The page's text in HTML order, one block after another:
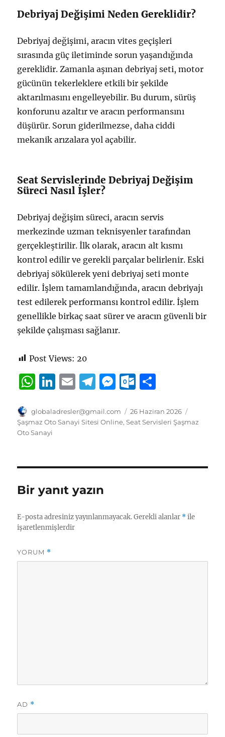
Debriyaj Değişimi Neden Gereklidir?
Debriyaj değişimi, aracın vites geçişleri
sırasında güç iletiminde sorun yaşandığında
gereklidir. Zamanla aşınan debriyaj seti, motor
gücünün tekerleklere etkili bir şekilde
aktarılmasını engelleyebilir. Bu durum, sürüş
konforunu azaltır ve aracın performansını
düşürür. Sorun giderilmezse, daha ciddi
mekanik arızalara yol açabilir.
Seat Servislerinde Debriyaj Değişim
Süreci Nasıl İşler?
Debriyaj değişim süreci, aracın servis
merkezinde uzman teknisyenler tarafından
gerçekleştirilir. İlk olarak, aracın alt kısmı
kontrol edilir ve gerekli parçalar belirlenir. Eski
debriyaj sökülerek yeni debriyaj seti monte
edilir. İşlem tamamlandığında, aracın debriyajı
test edilerek performansı kontrol edilir. İşlem
genellikle birkaç saat sürer ve aracın güvenli bir
şekilde çalışması sağlanır.
Post Views: 20
W
at
s
p
Li
k
e
I
E
ai
l
T
e
g
a
M
ss
e
g
O
tl
o
k.
m
a
re
Yazar
globaladresler@gmail.com
Yayın
tarihi
26 Haziran 2026
Şaşmaz Oto Sanayi Sitesi Online,Seat Servisleri Şaşmaz
Oto Sanayi
Bir yanıt yazın
E-posta adresiniz yayınlanmayacak. Gerekli alanlar *ile
işaretlenmişlerdir
YORUM *
AD *